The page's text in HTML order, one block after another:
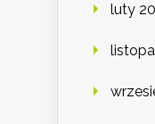
luty